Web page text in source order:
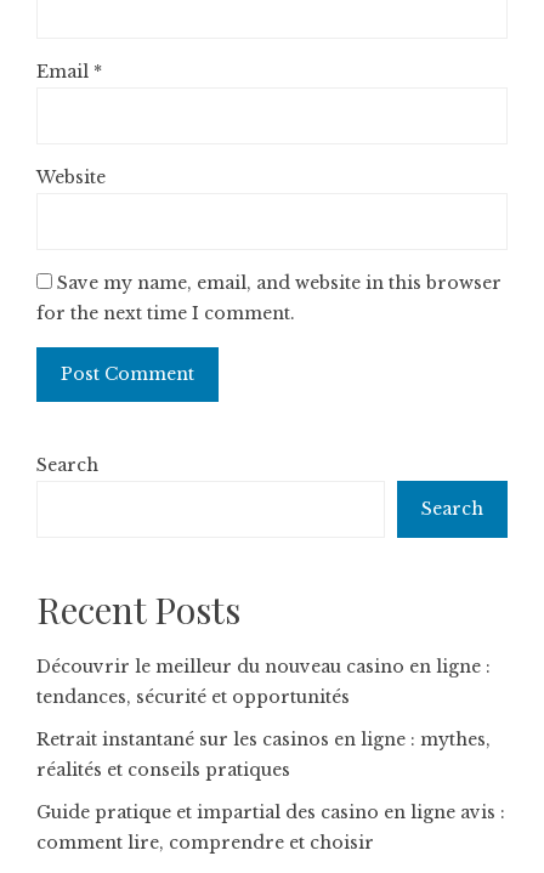
Email *
Website
Save my name, email, and website in this browser
for the next time I comment.
Search
Search
Recent Posts
Découvrir le meilleur du nouveau casino en ligne :
tendances, sécurité et opportunités
Retrait instantané sur les casinos en ligne : mythes,
réalités et conseils pratiques
Guide pratique et impartial des casino en ligne avis :
comment lire, comprendre et choisir